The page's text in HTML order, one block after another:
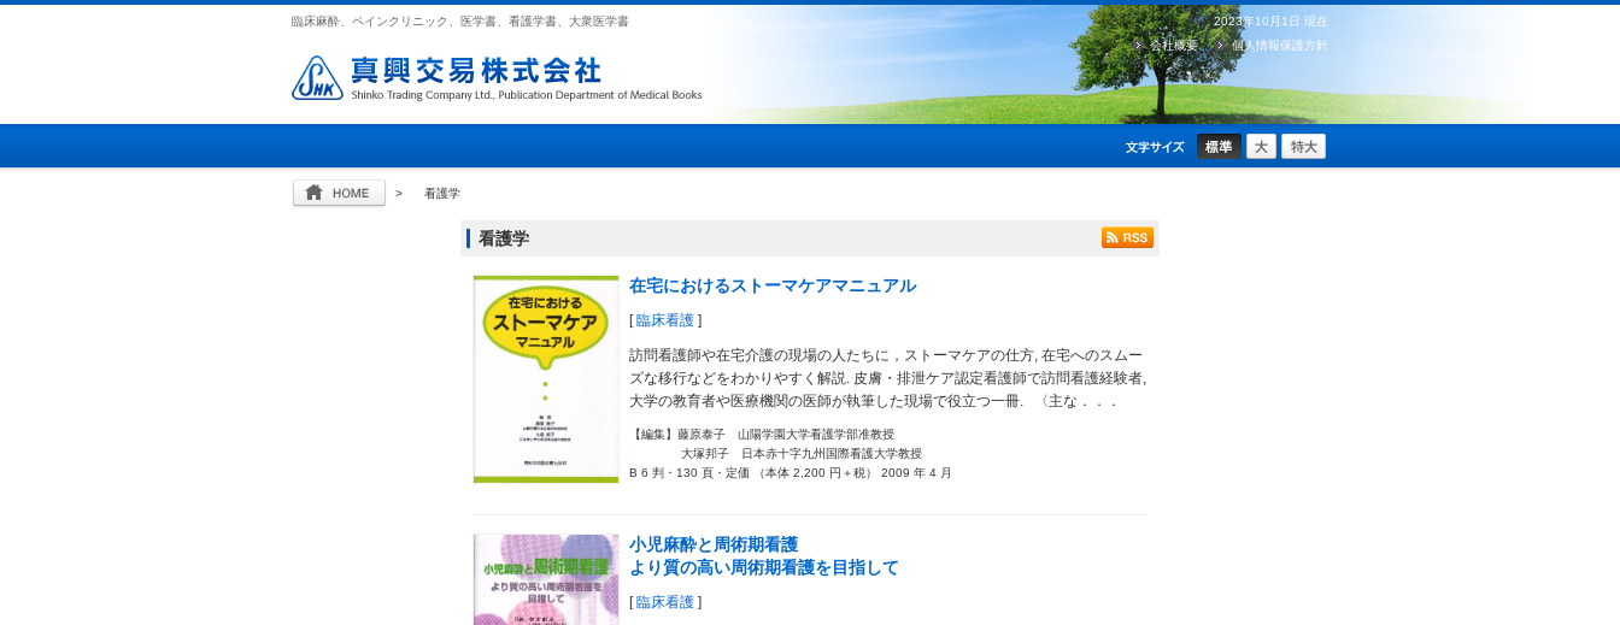
臨床麻酔、ペインクリニック、医学書、看護学書、大衆医学書
2023年10月1日 現在
会社概要
個人情報保護方針
> 看護学
看護学
在宅におけるストーマケアマニュアル
[臨床看護 ]
訪問看護師や在宅介護の現場の人たちに，ストーマケアの仕方, 在宅へのスムー
ズな移行などをわかりやすく解説. 皮膚・排泄ケア認定看護師で訪問看護経験者,
大学の教育者や医療機関の医師が執筆した現場で役立つ一冊. 〈主な．．．
【編集】藤原泰子 山陽学園大学看護学部准教授
大塚邦子 日本赤十字九州国際看護大学教授
B 6 判・130 頁・定価 （本体 2,200 円＋税） 2009 年 4 月
小児麻酔と周術期看護
より質の高い周術期看護を目指して
[臨床看護 ]